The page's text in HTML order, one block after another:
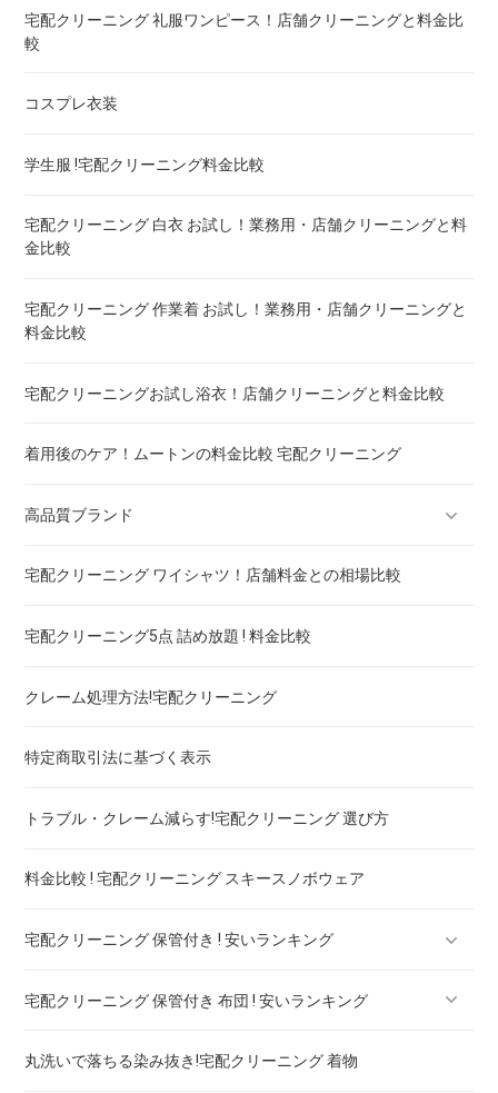
こたつ布団のクリーニング代 ! 料金比較
の違いも
トゥルースリーパー マットレスのクリーニング ! どこがいい
ウェイトブランケットの洗い方 ! 洗えないタイプの対処法も
重い布団の洗い方 ! 洗えないタイプの対処法も
宅配クリーニング 礼服ワンピース！店舗クリーニングと料金比
較
コスプレ衣装
学生服 !宅配クリーニング料金比較
宅配クリーニング 白衣 お試し！業務用・店舗クリーニングと料
金比較
宅配クリーニング 作業着 お試し！業務用・店舗クリーニングと
料金比較
宅配クリーニングお試し浴衣！店舗クリーニングと料金比較
着用後のケア！ムートンの料金比較 宅配クリーニング
高品質ブランド
ブランドスーツ！宅配クリーニング 高品質 料金 比較
ブランドコート！宅配クリーニング 高品質 料金 比較
ブランドワンピース！宅配クリーニング 高品質 料金 比較
スカート・パンツ
セーター・カーディガン
スラックス
ブランドジャケット！宅配クリーニング 高品質 料金 比較
ブランドブラウス！宅配クリーニング 高品質 料金 比較
ブランドネクタイ！宅配クリーニング 高品質 料金 比較
宅配クリーニング ワイシャツ！店舗料金との相場比較
宅配クリーニング5点 詰め放題 ! 料金比較
クレーム処理方法!宅配クリーニング
特定商取引法に基づく表示
トラブル・クレーム減らす!宅配クリーニング 選び方
料金比較 ! 宅配クリーニング スキースノボウェア
宅配クリーニング 保管付き ! 安いランキング
宅配クリーニング 保管付き ブーツ ! 安いランキング
宅配クリーニング 保管付き コート ! 安いランキング
宅配クリーニング 保管付き 布団 ! 安いランキング
宅配クリーニング 保管付き 羽毛布団 ! 安いランキング
丸洗いで落ちる染み抜き!宅配クリーニング 着物